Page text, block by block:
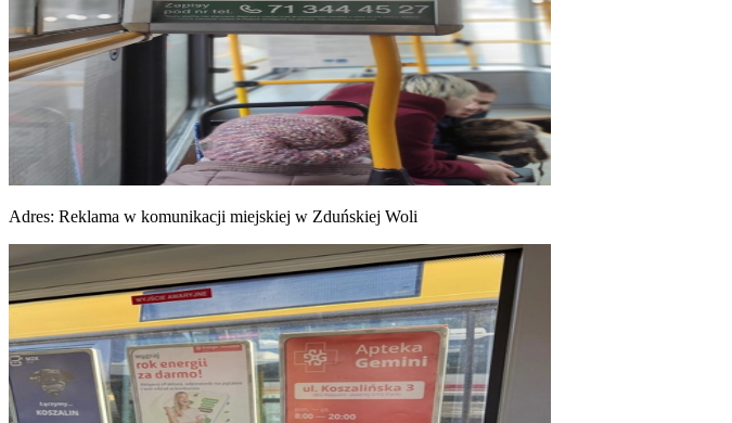
Adres: Reklama w komunikacji miejskiej w Zduńskiej Woli